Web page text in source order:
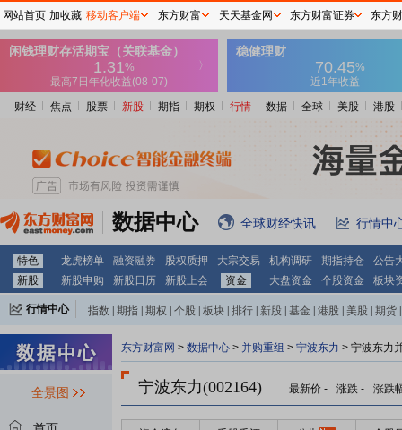
财经 焦点 股票 新股 期指 期权 行情 数据 全球 美股 港股
数据中心 全球财经快讯 行情中
特色 龙虎榜单 融资融券 股权质押 大宗交易 机构调研 期指持仓
公告
新股
新股申购 新股日历 新股上会 资金 大盘资金 个股资金 板块
行情中心 指数 期指 期权 个股 板块 排行 新股 基金 港股 美股 期货
全景图
东方财富网 > 数据中心 > 并购重组 > 宁波东力 > 宁波东力
宁波东力(002164) 最新价 - 涨跌 - 涨跌
网站首页 加收藏 移动客户端 东方财富 天天基金网 东方财富证券 东方